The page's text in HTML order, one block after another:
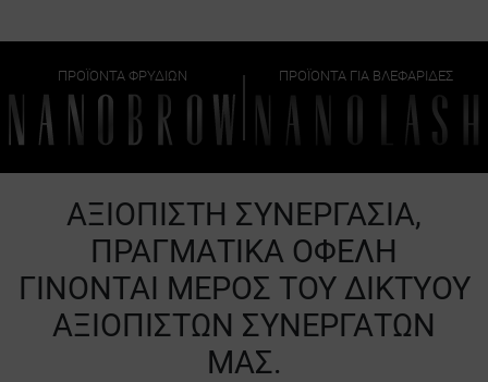
ΠΡΟΪΌΝΤΑ ΦΡΥΔΙΏΝ ΠΡΟΪΌΝΤΑ ΓΙΑ ΒΛΕΦΑΡΊΔΕΣ
ΑΞΙΌΠΙΣΤΗ ΣΥΝΕΡΓΑΣΊΑ,
ΠΡΑΓΜΑΤΙΚΆ ΟΦΈΛΗ
ΓΊΝΟΝΤΑΙ ΜΈΡΟΣ ΤΟΥ ΔΙΚΤΎΟΥ
ΑΞΙΌΠΙΣΤΩΝ ΣΥΝΕΡΓΑΤΏΝ
ΜΑΣ.